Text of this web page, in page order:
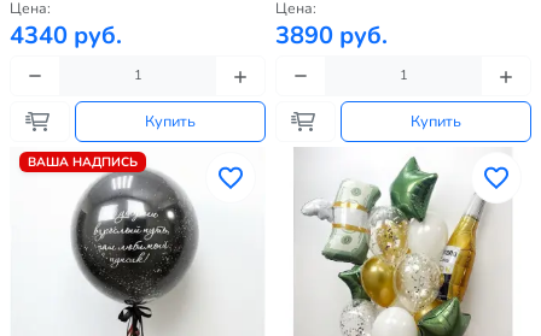
Цена:
4340 руб.
Купить
Цена:
3890 руб.
Купить
ВАША НАДПИСЬ